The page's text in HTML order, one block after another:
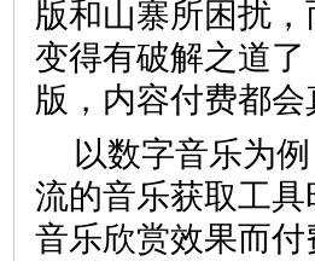
版和山寨所困扰
变得有破解之道
版，内容付费都会
以数字音乐为
流的音乐获取工
音乐欣赏效果而